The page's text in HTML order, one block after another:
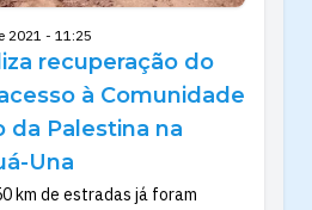
2021 - 11:25
recuperação do
à Comunidade
da Palestina na
Una
km de estradas já foram